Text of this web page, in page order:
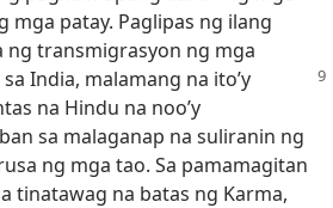
mga patay. Paglipas ng ilang
ng transmigrasyon ng mga
India, malamang na ito’y
na Hindu na noo’y
sa malaganap na suliranin ng
ng mga tao. Sa pamamagitan
tinatawag na batas ng Karma,